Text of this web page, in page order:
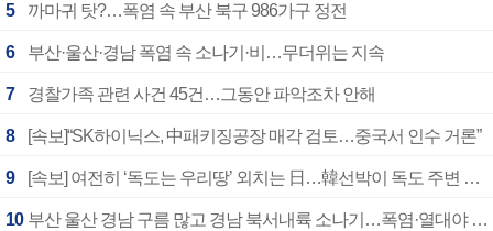
5 까마귀 탓?…폭염 속 부산 북구 986가구 정전
6 부산·울산·경남 폭염 속 소나기·비…무더위는 지속
7 경찰가족 관련 사건 45건…그동안 파악조차 안해
8 [속보]“SK하이닉스, 中패키징공장 매각 검토…중국서 인수 거론”
9 [속보] 여전히 ‘독도는 우리땅’ 외치는 日…韓선박이 독도 주변 해양조사 활동하자 반발
10 부산 울산 경남 구름 많고 경남 북서내륙 소나기…폭염·열대야 계속